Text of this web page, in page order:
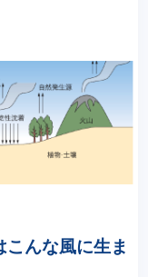
こんな風に生ま